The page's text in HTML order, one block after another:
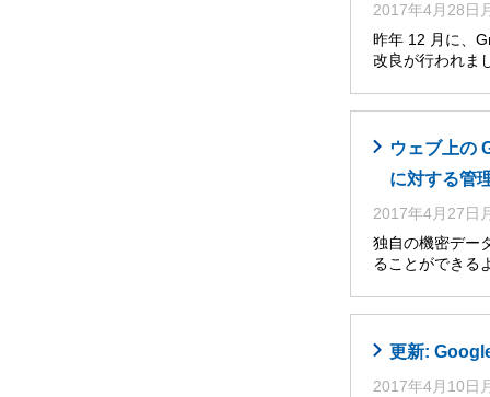
2017年4月28日
昨年 12 月に、
改良が行われま
ウェブ上の
に対する管
2017年4月27日
独自の機密デー
ることができる
更新:
2017年4月10日